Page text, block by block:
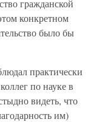
гражданской
конкретном
было бы
практически
по науке в
видеть, что
им)